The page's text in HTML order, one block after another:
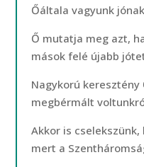
Őáltala vagyunk
Ő mutatja meg azt,
mások felé újabb
Nagykorú keresztény
megbérmált
Akkor is
mert a